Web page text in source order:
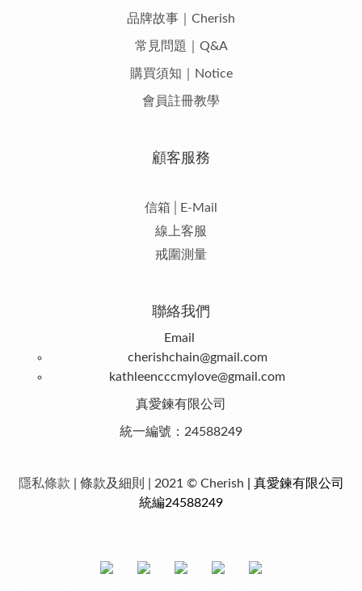
品牌故事｜Cherish
常見問題｜Q&A
購買須知｜Notice
會員註冊教學
顧客服務
信箱│E-Mail
線上客服
戒圍測量
聯絡我們
Email
cherishchain@gmail.com
kathleencccmylove@gmail.com
真愛鍊有限公司
統一編號：24588249
隱私條款 | 條款及細則 | 2021 © Cherish | 真愛鍊有限公司
統編24588249